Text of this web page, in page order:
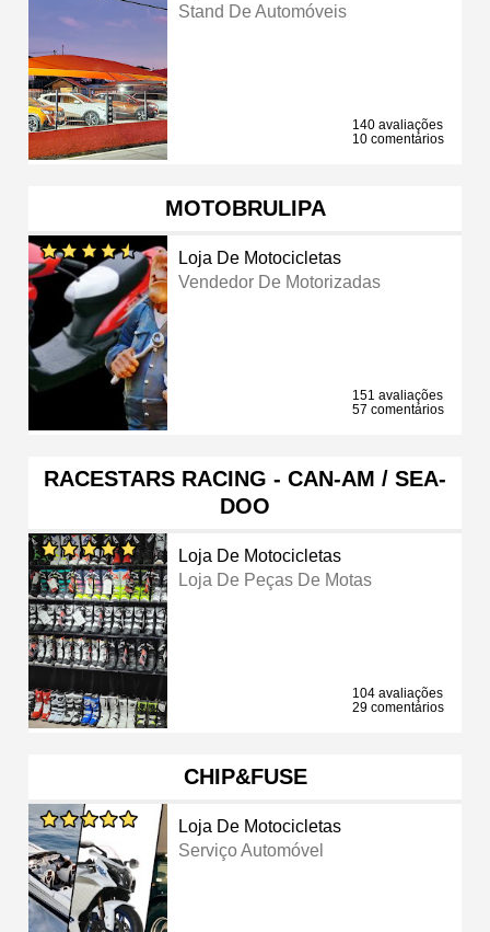
Stand De Automóveis
140 avaliações
10 comentários
MOTOBRULIPA
Loja De Motocicletas
Vendedor De Motorizadas
151 avaliações
57 comentários
RACESTARS RACING - CAN-AM / SEA-
DOO
Loja De Motocicletas
Loja De Peças De Motas
104 avaliações
29 comentários
CHIP&FUSE
Loja De Motocicletas
Serviço Automóvel